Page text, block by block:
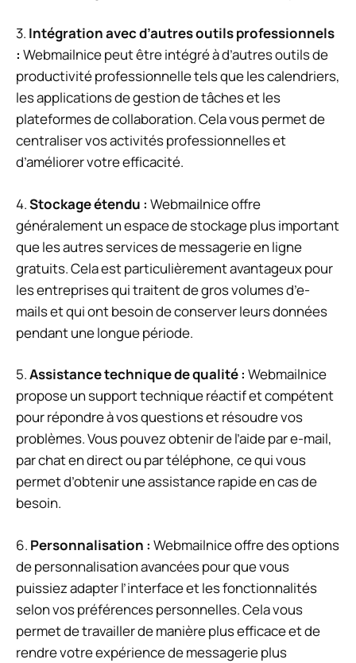
3. Intégration avec d’autres outils professionnels
: Webmailnice peut être intégré à d’autres outils de
productivité professionnelle tels que les calendriers,
les applications de gestion de tâches et les
plateformes de collaboration. Cela vous permet de
centraliser vos activités professionnelles et
d’améliorer votre efficacité.
4.Stockage étendu : Webmailnice offre
généralement un espace de stockage plus important
que les autres services de messagerie en ligne
gratuits. Cela est particulièrement avantageux pour
les entreprises qui traitent de gros volumes d’e-
mails et qui ont besoin de conserver leurs données
pendant une longue période.
5.Assistance technique de qualité : Webmailnice
propose un support technique réactif et compétent
pour répondre à vos questions et résoudre vos
problèmes. Vous pouvez obtenir de l’aide par e-mail,
par chat en direct ou par téléphone, ce qui vous
permet d’obtenir une assistance rapide en cas de
besoin.
6. Personnalisation : Webmailnice offre des options
de personnalisation avancées pour que vous
puissiez adapter l’interface et les fonctionnalités
selon vos préférences personnelles. Cela vous
permet de travailler de manière plus efficace et de
rendre votre expérience de messagerie plus